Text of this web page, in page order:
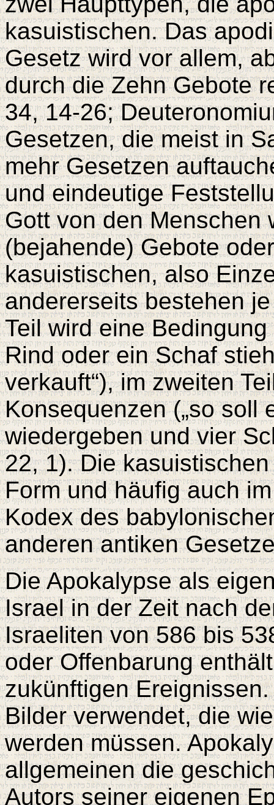
kasuistischen. Das
Gesetz wird vor allem,
durch die Zehn Gebote
34, 14-26;
Gesetzen, die meist in
mehr Gesetzen
und eindeutige
Gott von den Menschen
(bejahende) Gebote
kasuistischen, also
andererseits bestehen
Teil wird eine
Rind oder ein Schaf
verkauft“), im zweiten
Konsequenzen („so soll
wiedergeben und vier
22, 1). Die
Form und häufig auch
Kodex des
anderen antiken
Die Apokalypse als
Israel in der Zeit nach
Israeliten von 586 bis
oder Offenbarung
zukünftigen
Bilder verwendet, die
werden müssen.
allgemeinen die
Autors seiner eigenen